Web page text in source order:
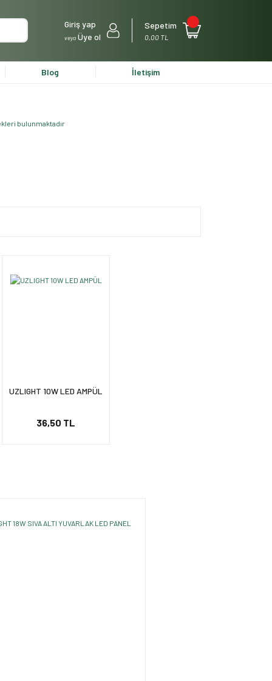
Giriş yap
veyaÜye ol
Sepetim
0,00 TL
Blog İletişim
UZLIGHT 10W LED AMPÜL
36,50 TL